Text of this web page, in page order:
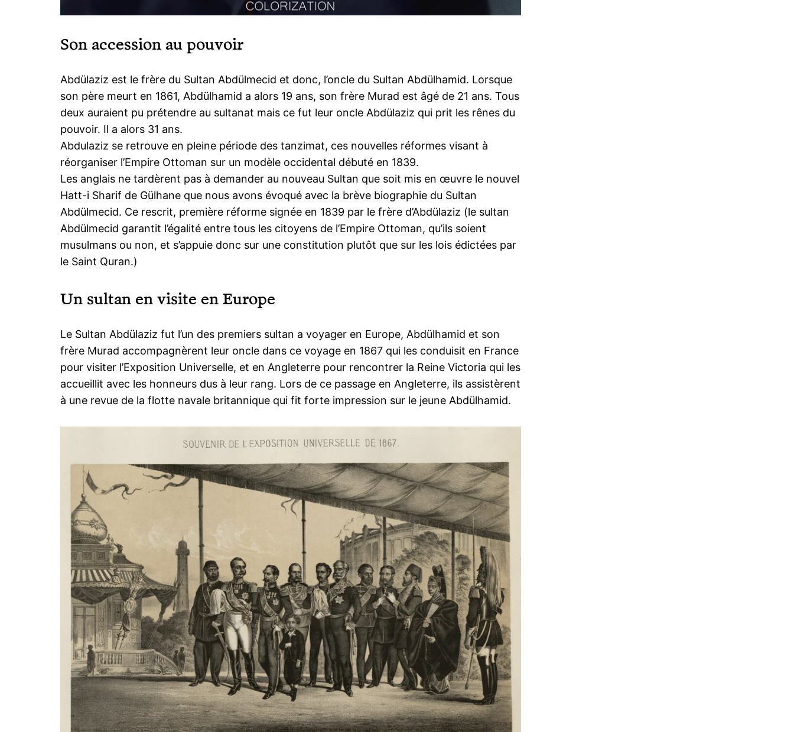
Son accession au pouvoir
Abdülaziz est le frère du Sultan Abdülmecid et donc, l’oncle du Sultan Abdülhamid. Lorsque
son père meurt en 1861, Abdülhamid a alors 19 ans, son frère Murad est âgé de 21 ans. Tous
deux auraient pu prétendre au sultanat mais ce fut leur oncle Abdülaziz qui prit les rênes du
pouvoir. Il a alors 31 ans.
Abdulaziz se retrouve en pleine période des tanzimat, ces nouvelles réformes visant à
réorganiser l’Empire Ottoman sur un modèle occidental débuté en 1839.
Les anglais ne tardèrent pas à demander au nouveau Sultan que soit mis en œuvre le nouvel
Hatt-i Sharif de Gülhane que nous avons évoqué avec la brève biographie du Sultan
Abdülmecid. Ce rescrit, première réforme signée en 1839 par le frère d’Abdülaziz (le sultan
Abdülmecid garantit l’égalité entre tous les citoyens de l’Empire Ottoman, qu’ils soient
musulmans ou non, et s’appuie donc sur une constitution plutôt que sur les lois édictées par
le Saint Quran.)
Un sultan en visite en Europe
Le Sultan Abdülaziz fut l’un des premiers sultan a voyager en Europe, Abdülhamid et son
frère Murad accompagnèrent leur oncle dans ce voyage en 1867 qui les conduisit en France
pour visiter l’Exposition Universelle, et en Angleterre pour rencontrer la Reine Victoria qui les
accueillit avec les honneurs dus à leur rang. Lors de ce passage en Angleterre, ils assistèrent
à une revue de la flotte navale britannique qui fit forte impression sur le jeune Abdülhamid.